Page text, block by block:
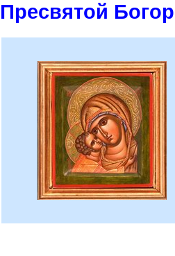
Пресвятой